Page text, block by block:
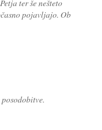
ter še nešteto
pojavljajo. Ob